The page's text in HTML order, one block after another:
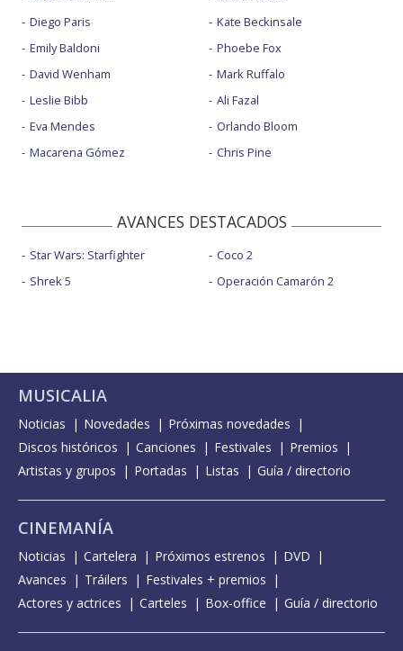
Diego Paris
Emily Baldoni
David Wenham
Leslie Bibb
Eva Mendes
Macarena Gómez
Kate Beckinsale
Phoebe Fox
Mark Ruffalo
Ali Fazal
Orlando Bloom
Chris Pine
AVANCES DESTACADOS
Star Wars: Starfighter
Shrek 5
Coco 2
Operación Camarón 2
MUSICALIA
Noticias Novedades
Próximas novedades
Discos históricos
Canciones Festivales
Premios
Artistas y grupos
Portadas Listas Guía / directorio
CINEMANÍA
Noticias Cartelera Próximos estrenos
DVD
Avances
Tráilers
Festivales + premios
Actores y actrices
Carteles Box-office Guía / directorio